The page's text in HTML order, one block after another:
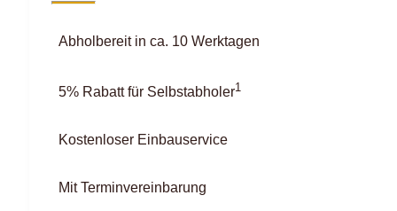
Abholbereit in ca. 10 Werktagen
5% Rabatt für Selbstabholer1
Kostenloser Einbauservice
Mit Terminvereinbarung